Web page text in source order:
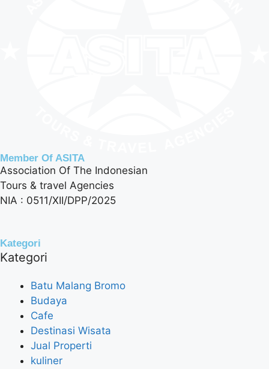
Member Of ASITA
Association Of The Indonesian
Tours & travel Agencies
NIA : 0511/XII/DPP/2025
Kategori
Kategori
Batu Malang Bromo
Budaya
Cafe
Destinasi Wisata
Jual Properti
kuliner